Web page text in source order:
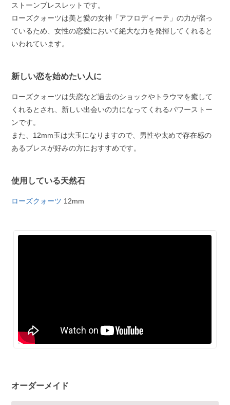
ストーンブレスレットです。
ローズクォーツは美と愛の女神「アフロディーテ」の力が宿っ
ているため、女性の恋愛において絶大な力を発揮してくれると
いわれています。
新しい恋を始めたい人に
ローズクォーツは失恋など過去のショックやトラウマを癒して
くれるとされ、新しい出会いの力になってくれるパワーストー
ンです。
また、12mm玉は大玉になりますので、男性や太めで存在感の
あるブレスが好みの方におすすめです。
使用している天然石
ローズクォーツ 12mm
オーダーメイド